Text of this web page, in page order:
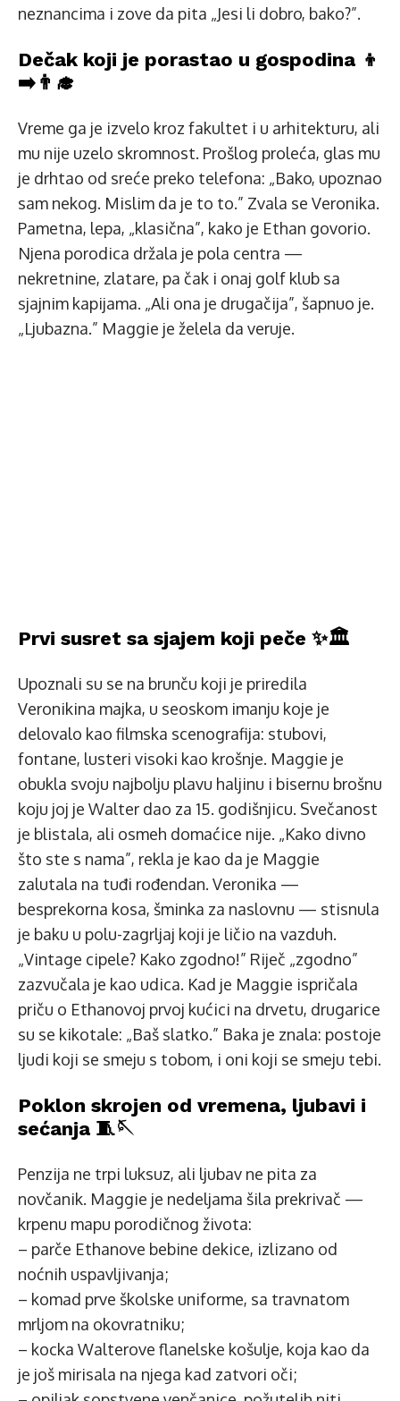
neznancima i zove da pita „Jesi li dobro, bako?”.
Dečak koji je porastao u gospodina 👦
➡️👨‍🎓
Vreme ga je izvelo kroz fakultet i u arhitekturu, ali
mu nije uzelo skromnost. Prošlog proleća, glas mu
je drhtao od sreće preko telefona: „Bako, upoznao
sam nekog. Mislim da je to to.” Zvala se Veronika.
Pametna, lepa, „klasična”, kako je Ethan govorio.
Njena porodica držala je pola centra —
nekretnine, zlatare, pa čak i onaj golf klub sa
sjajnim kapijama. „Ali ona je drugačija”, šapnuo je.
„Ljubazna.” Maggie je želela da veruje.
Prvi susret sa sjajem koji peče ✨🏛️
Upoznali su se na brunču koji je priredila
Veronikina majka, u seoskom imanju koje je
delovalo kao filmska scenografija: stubovi,
fontane, lusteri visoki kao krošnje. Maggie je
obukla svoju najbolju plavu haljinu i bisernu brošnu
koju joj je Walter dao za 15. godišnjicu. Svečanost
je blistala, ali osmeh domaćice nije. „Kako divno
što ste s nama”, rekla je kao da je Maggie
zalutala na tuđi rođendan. Veronika —
besprekorna kosa, šminka za naslovnu — stisnula
je baku u polu-zagrljaj koji je ličio na vazduh.
„Vintage cipele? Kako zgodno!” Riječ „zgodno”
zazvučala je kao udica. Kad je Maggie ispričala
priču o Ethanovoj prvoj kućici na drvetu, drugarice
su se kikotale: „Baš slatko.” Baka je znala: postoje
ljudi koji se smeju s tobom, i oni koji se smeju tebi.
Poklon skrojen od vremena, ljubavi i
sećanja 🧵🪡
Penzija ne trpi luksuz, ali ljubav ne pita za
novčanik. Maggie je nedeljama šila prekrivač —
krpenu mapu porodičnog života:
– parče Ethanove bebine dekice, izlizano od
noćnih uspavljivanja;
– komad prve školske uniforme, sa travnatom
mrljom na okovratniku;
– kocka Walterove flanelske košulje, koja kao da
je još mirisala na njega kad zatvori oči;